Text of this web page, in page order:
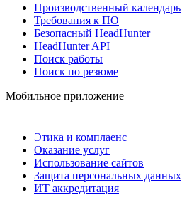
Производственный календарь
Требования к ПО
Безопасный HeadHunter
HeadHunter API
Поиск работы
Поиск по резюме
Мобильное приложение
Этика и комплаенс
Оказание услуг
Использование сайтов
Защита персональных данных
ИТ аккредитация